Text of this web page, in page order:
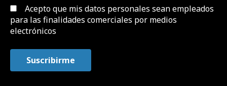
Acepto que mis datos personales sean empleados
para las finalidades comerciales por medios
electrónicos